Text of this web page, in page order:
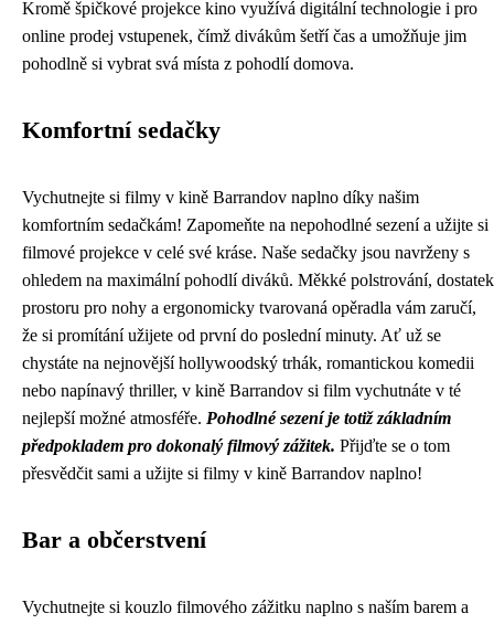
Kromě špičkové projekce kino využívá digitální technologie i pro
online prodej vstupenek, čímž divákům šetří čas a umožňuje jim
pohodlně si vybrat svá místa z pohodlí domova.
Komfortní sedačky
Vychutnejte si filmy v kině Barrandov naplno díky našim
komfortním sedačkám! Zapomeňte na nepohodlné sezení a užijte si
filmové projekce v celé své kráse. Naše sedačky jsou navrženy s
ohledem na maximální pohodlí diváků. Měkké polstrování, dostatek
prostoru pro nohy a ergonomicky tvarovaná opěradla vám zaručí,
že si promítání užijete od první do poslední minuty. Ať už se
chystáte na nejnovější hollywoodský trhák, romantickou komedii
nebo napínavý thriller, v kině Barrandov si film vychutnáte v té
nejlepší možné atmosféře. Pohodlné sezení je totiž základním
předpokladem pro dokonalý filmový zážitek. Přijďte se o tom
přesvědčit sami a užijte si filmy v kině Barrandov naplno!
Bar a občerstvení
Vychutnejte si kouzlo filmového zážitku naplno s naším barem a